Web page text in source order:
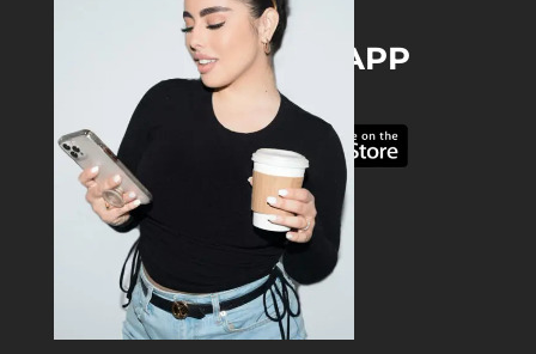
DOWNLOAD THE APP